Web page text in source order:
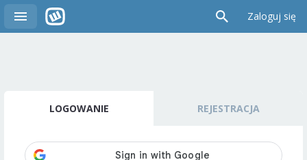
Zaloguj się
LOGOWANIE REJESTRACJA